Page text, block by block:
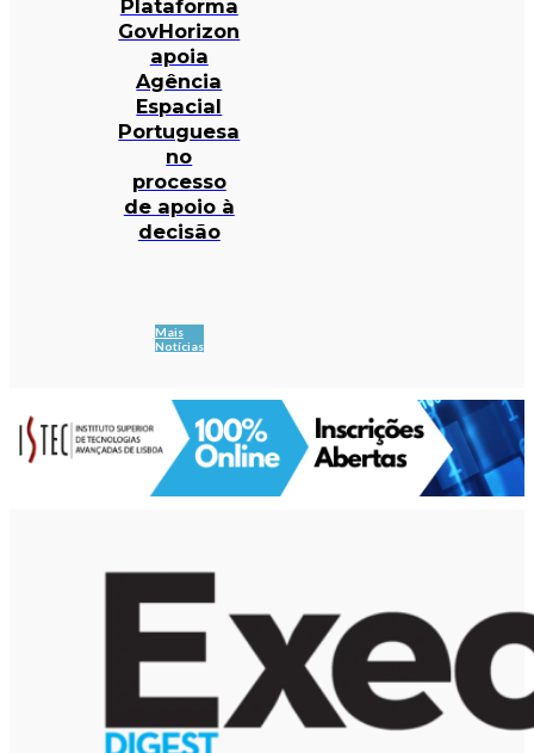
Plataforma
GovHorizon
apoia
Agência
Espacial
Portuguesa
no
processo
de apoio à
decisão
Mais
Notícias